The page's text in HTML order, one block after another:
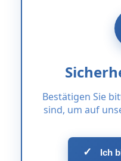
Bestätigen Sie
sind, um auf
✓ Ich